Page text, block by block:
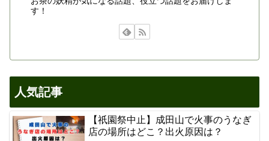
す！
人気記事
【祇園祭中止】成田山で火事のうなぎ
店の場所はどこ？出火原因は？